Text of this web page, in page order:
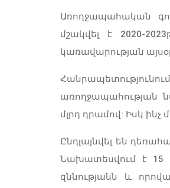
Առողջապահական
մշակվել է 2020-
կառավարության
առողջապահության
մլրդ դրամով: Իսկ
Ընդլայնվել են
Նախատեսվում է 15
զննությանն և